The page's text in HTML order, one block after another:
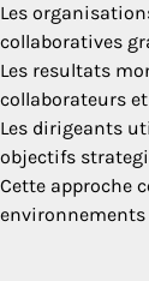
Les
collaboratives
Les resultats
collaborateurs
Les dirigeants
objectifs
Cette approche